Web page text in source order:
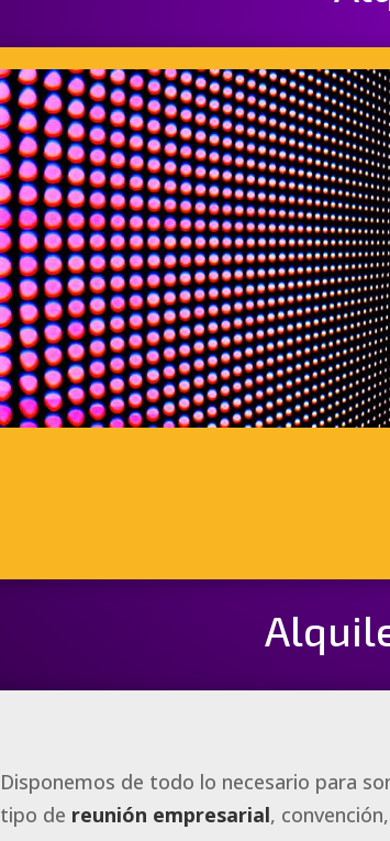
Disponemos de todo lo necesario para
tipo de reunión empresarial,